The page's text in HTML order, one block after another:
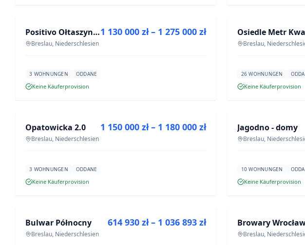
NEUBAU Positivo Ołtaszyn - mieszkania wykończone pod klucz
Breslau, Niederschlesien
1 130 000 zł – 1 275 000 zł
3 WOHNUNGEN ODDANE
Keine Käuferprovision
NEUBAU
Osiedle Metr
Breslau,
26 WOHNUNGEN
Keine Käuferprovision
NEUBAU
Opatowicka 2.0
Breslau, Niederschlesien
1 150 000 zł – 1 180 000 zł
3 WOHNUNGEN ODDANE
Keine Käuferprovision
NEUBAU
Jagodno - domy
Breslau,
10 WOHNUNGEN
Keine Käuferprovision
NEUBAU
Bulwar Północny
Breslau, Niederschlesien
614 930 zł – 1 036 893 zł NEUBAU
Breslau,